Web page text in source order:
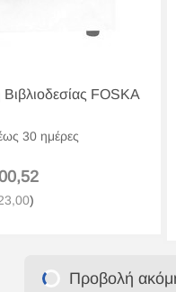
FOSKA
30 ημέρες
)
Προβολή